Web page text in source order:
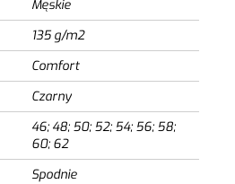
Męskie
135 g/m2
Comfort
Czarny
46; 48; 50; 52; 54; 56; 58;
60; 62
Spodnie